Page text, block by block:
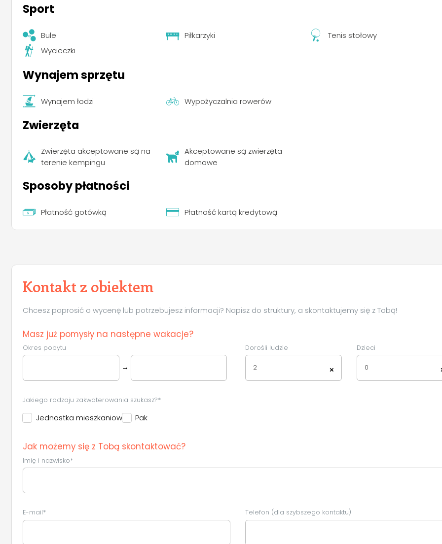
Sport
Bule Piłkarzyki
Tenis stołowy
Wycieczki
Wynajem sprzętu
Wynajem łodzi Wypożyczalnia rowerów
Zwierzęta
Zwierzęta akceptowane są na
terenie kempingu
Akceptowane są zwierzęta
domowe
Sposoby płatności
Płatność gotówką Płatność kartą kredytową
Kontakt z obiektem
Chcesz poprosić o wycenę lub potrzebujesz informacji? Napisz do struktury, a skontaktujemy się z Tobą!
Masz już pomysły na następne wakacje?
Okres pobytu
→
Dorośli ludzie
×
2
Dzieci
0
Jakiego rodzaju zakwaterowania szukasz?*
Jednostka mieszkaniowa Pak
Jak możemy się z Tobą skontaktować?
Imię i nazwisko*
E-mail* Telefon (dla szybszego kontaktu)